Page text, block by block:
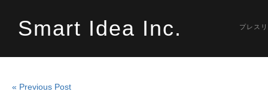
Smart Idea Inc. プレス
« Previous Post